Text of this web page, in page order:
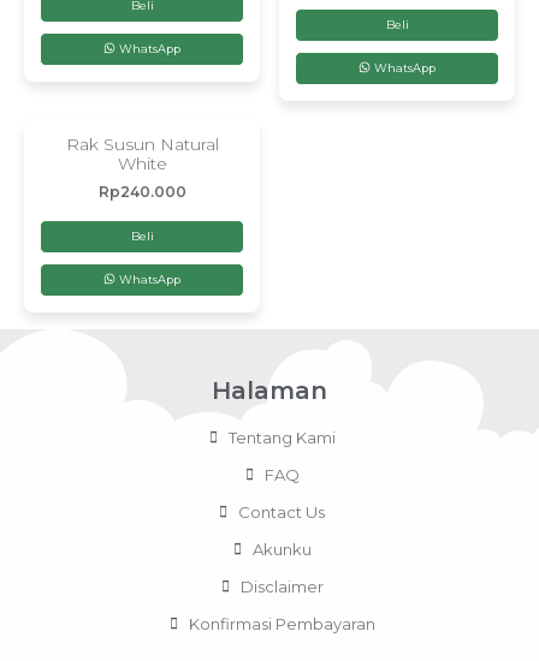
Beli
WhatsApp
Beli
WhatsApp
Rak Susun Natural
White
Rp240.000
Beli
WhatsApp
Halaman
Tentang Kami
FAQ
Contact Us
Akunku
Disclaimer
Konfirmasi Pembayaran